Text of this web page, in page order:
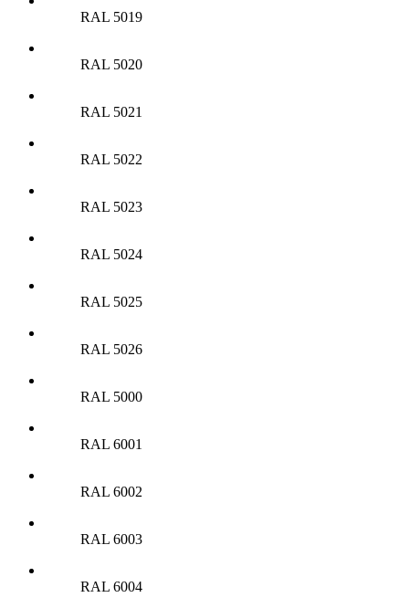
RAL 5019
RAL 5020
RAL 5021
RAL 5022
RAL 5023
RAL 5024
RAL 5025
RAL 5026
RAL 5000
RAL 6001
RAL 6002
RAL 6003
RAL 6004